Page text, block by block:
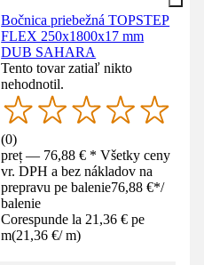
Bočnica priebežná TOPSTEP
FLEX 250x1800x17 mm
DUB SAHARA
Tento tovar zatiaľ nikto
nehodnotil.
(0)
preț — 76,88 € * Všetky ceny
vr. DPH a bez nákladov na
prepravu pe balenie76,88 €*/
balenie
Corespunde la 21,36 € pe
m(21,36 €/ m)